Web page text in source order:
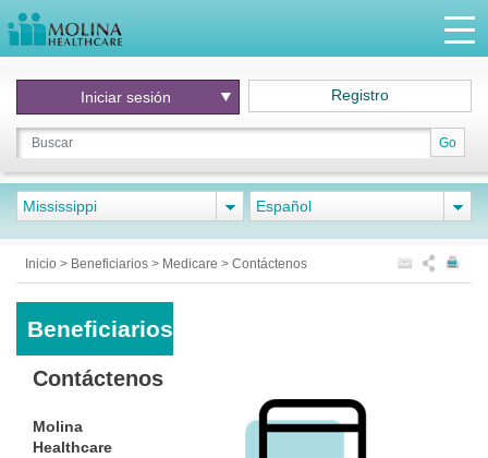
Go
Iniciar sesión Registro
Mississippi Español
Inicio > Beneficiarios > Medicare > Contáctenos
Beneficiarios
Contáctenos
Molina
Healthcare